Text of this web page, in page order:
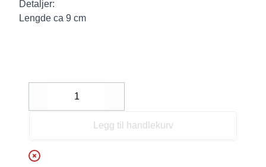
Detaljer:
Lengde ca 9 cm
Decrease
Legg til handlekurv